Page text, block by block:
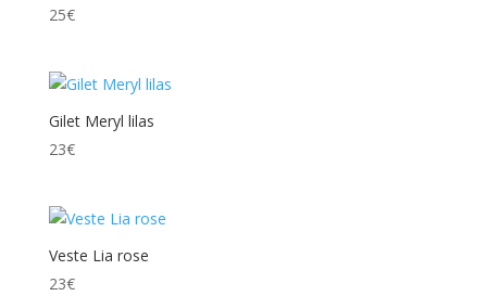
25€
Gilet Meryl lilas
23€
Veste Lia rose
23€